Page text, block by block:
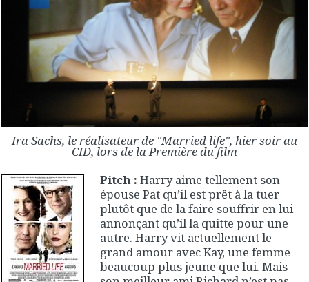
Ira Sachs, le réalisateur de "Married life", hier soir au
CID, lors de la Première du film
Pitch : Harry aime tellement son
épouse Pat qu’il est prêt à la tuer
plutôt que de la faire souffrir en lui
annonçant qu’il la quitte pour une
autre. Harry vit actuellement le
grand amour avec Kay, une femme
beaucoup plus jeune que lui. Mais